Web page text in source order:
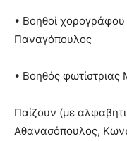
• Βοηθοί
Παναγόπουλος
• Βοηθός
Παίζουν (με
Αθανασόπουλος,